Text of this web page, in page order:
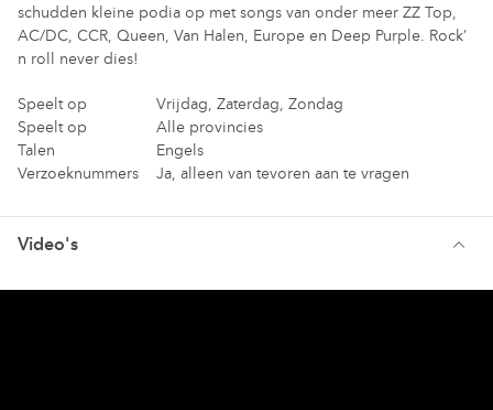
schudden kleine podia op met songs van onder meer ZZ Top,
AC/DC, CCR, Queen, Van Halen, Europe en Deep Purple. Rock’
n roll never dies!
Speelt op
Vrijdag, Zaterdag, Zondag
Speelt op
Alle provincies
Talen
Engels
Verzoeknummers
Ja, alleen van tevoren aan te vragen
Video's